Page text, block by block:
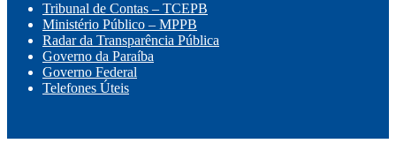
Tribunal de Contas – TCEPB
Ministério Público – MPPB
Radar da Transparência Pública
Governo da Paraíba
Governo Federal
Telefones Úteis